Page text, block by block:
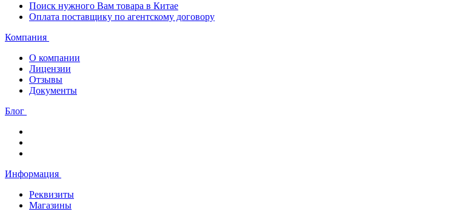
Поиск нужного Вам товара в Китае
Оплата поставщику по агентскому договору
Компания
О компании
Лицензии
Отзывы
Документы
Блог
Информация
Реквизиты
Магазины